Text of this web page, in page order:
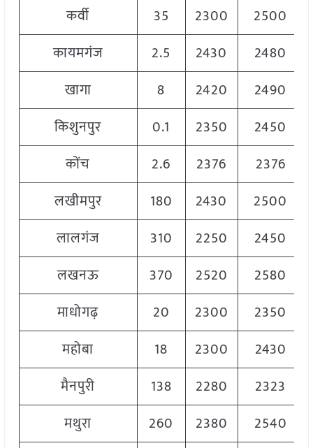
कर्वी
35 2300 2500
कायमगंज
2.5 2430 2480
खागा
8 2420 2490
किशुनपुर
0.1 2350 2450
कोंच
2.6 2376 2376
लखीमपुर
180 2430 2500
लालगंज
310 2250 2450
लखनऊ
370 2520 2580
माधोगढ़
20 2300 2350
महोबा
18 2300 2430
मैनपुरी
138 2280
2323
मथुरा
260 2380 2540